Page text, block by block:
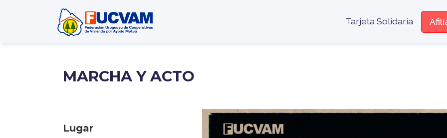
Menú
Tarjeta Solidaria
MARCHA Y ACTO
Lugar